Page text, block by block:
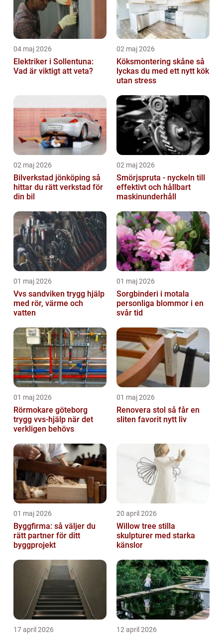
04 maj 2026
Elektriker i Sollentuna:
Vad är viktigt att veta?
02 maj 2026
Köksmontering skåne så
lyckas du med ett nytt kök
utan stress
02 maj 2026
Bilverkstad jönköping så
hittar du rätt verkstad för
din bil
02 maj 2026
Smörjspruta - nyckeln till
effektivt och hållbart
maskinunderhåll
01 maj 2026
Vvs sandviken trygg hjälp
med rör, värme och
vatten
01 maj 2026
Sorgbinderi i motala
personliga blommor i en
svår tid
01 maj 2026
Rörmokare göteborg
trygg vvs-hjälp när det
verkligen behövs
01 maj 2026
Renovera stol så får en
sliten favorit nytt liv
01 maj 2026
Byggfirma: så väljer du
rätt partner för ditt
byggprojekt
20 april 2026
Willow tree stilla
skulpturer med starka
känslor
17 april 2026 12 april 2026